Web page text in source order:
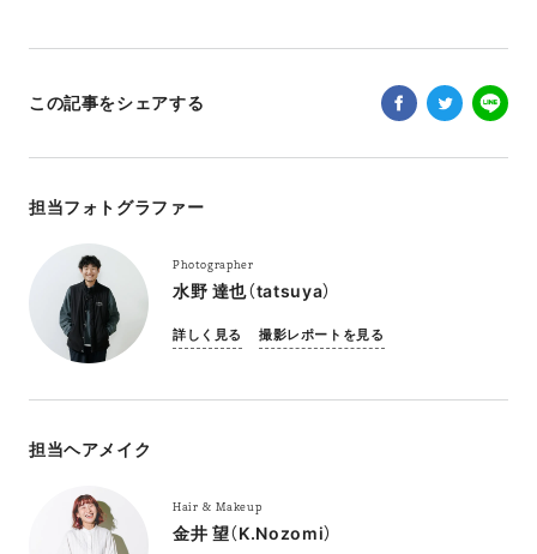
この記事をシェアする
担当フォトグラファー
Photographer
水野 達也（tatsuya）
詳しく見る 撮影レポートを見る
担当ヘアメイク
Hair & Makeup
金井 望（K.Nozomi）